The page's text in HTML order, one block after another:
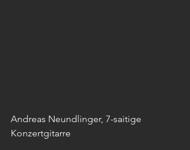
Andreas Neundlinger, 7-saitige
Konzertgitarre